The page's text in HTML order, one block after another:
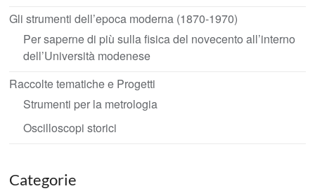
Gli strumenti dell’epoca moderna (1870-1970)
Per saperne di più sulla fisica del novecento all’interno
dell’Università modenese
Raccolte tematiche e Progetti
Strumenti per la metrologia
Oscilloscopi storici
Categorie